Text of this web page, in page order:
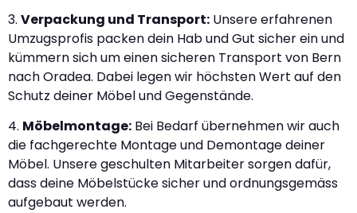
3. Verpackung und Transport: Unsere erfahrenen
Umzugsprofis packen dein Hab und Gut sicher ein und
kümmern sich um einen sicheren Transport von Bern
nach Oradea. Dabei legen wir höchsten Wert auf den
Schutz deiner Möbel und Gegenstände.
4. Möbelmontage: Bei Bedarf übernehmen wir auch
die fachgerechte Montage und Demontage deiner
Möbel. Unsere geschulten Mitarbeiter sorgen dafür,
dass deine Möbelstücke sicher und ordnungsgemäss
aufgebaut werden.